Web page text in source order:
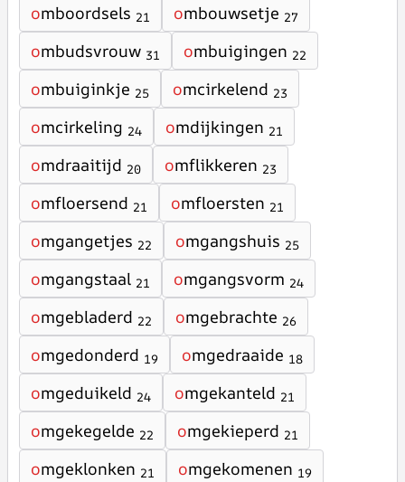
omboordsels 21 ombouwsetje 27
ombudsvrouw 31 ombuigingen 22
ombuiginkje 25 omcirkelend 23
omcirkeling 24 omdijkingen 21
omdraaitijd 20 omflikkeren 23
omfloersend 21 omfloersten 21
omgangetjes 22 omgangshuis 25
omgangstaal 21 omgangsvorm 24
omgebladerd 22 omgebrachte 26
omgedonderd 19 omgedraaide 18
omgeduikeld 24 omgekanteld 21
omgekegelde 22 omgekieperd 21
omgeklonken 21 omgekomenen 19